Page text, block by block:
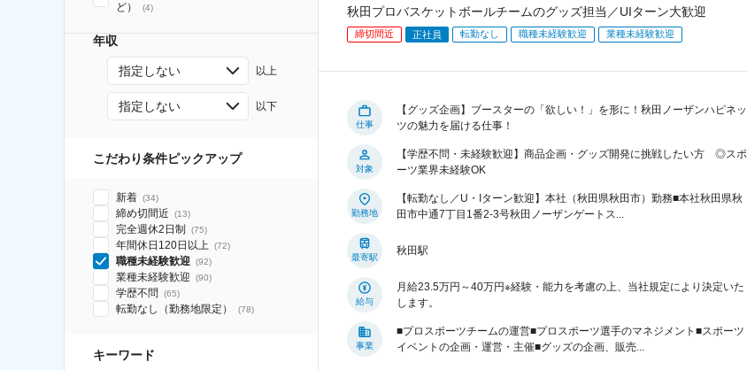
ど）
(4)
年収
指定しない 以上
指定しない 以下
こだわり条件ピックアップ
新着 (34)
締め切間近 (13)
完全週休2日制 (75)
年間休日120日以上 (72)
職種未経験歓迎 (92)
業種未経験歓迎 (90)
学歴不問 (65)
転勤なし（勤務地限定） (78)
キーワード
秋田プロバスケットボールチームのグッズ担当／UIターン大歓迎
締切間近 正社員 転勤なし 職種未経験歓迎 業種未経験歓迎
仕事
【グッズ企画】ブースターの「欲しい！」を形に！秋田ノーザンハピネッ
ツの魅力を届ける仕事！
対象
【学歴不問・未経験歓迎】商品企画・グッズ開発に挑戦したい方 ◎スポ
ーツ業界未経験OK
勤務地
【転勤なし／U・Iターン歓迎】本社（秋田県秋田市）勤務■本社秋田県秋
田市中通7丁目1番2-3号秋田ノーザンゲートス...
最寄駅
秋田駅
給与
月給23.5万円～40万円※経験・能力を考慮の上、当社規定により決定いた
します。
事業
■プロスポーツチームの運営■プロスポーツ選手のマネジメント■スポーツ
イベントの企画・運営・主催■グッズの企画、販売...